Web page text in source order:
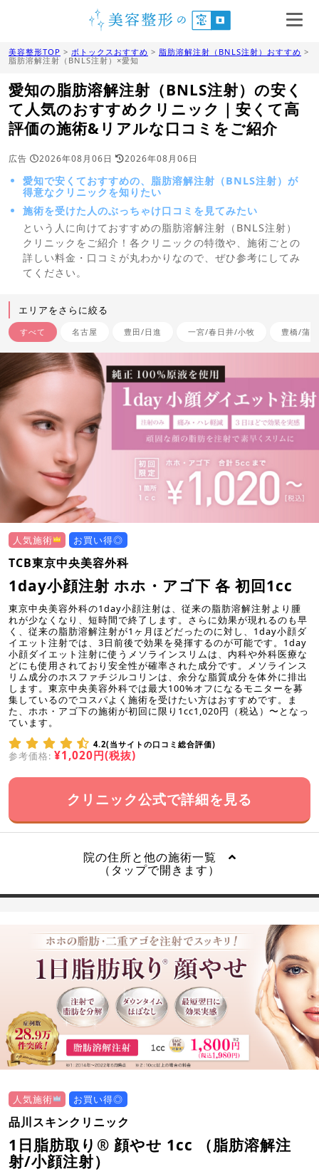
美容整形TOP > ボトックスおすすめ > 脂肪溶解注射（BNLS注射）おすすめ >
脂肪溶解注射（BNLS注射）×愛知
愛知の脂肪溶解注射（BNLS注射）の安く
て人気のおすすめクリニック｜安くて高
評価の施術&リアルな口コミをご紹介
広告 2026年08月06日 2026年08月06日
愛知で安くておすすめの、脂肪溶解注射（BNLS注射）が
得意なクリニックを知りたい
施術を受けた人のぶっちゃけ口コミを見てみたい
という人に向けておすすめの脂肪溶解注射（BNLS注射）
クリニックをご紹介！各クリニックの特徴や、施術ごとの
詳しい料金・口コミが丸わかりなので、ぜひ参考にしてみ
てください。
エリアをさらに絞る
すべて 名古屋 豊田/日進 一宮/春日井/小牧 豊橋/蒲郡
人気施術 お買い得◎
TCB東京中央美容外科
1day小顔注射 ホホ・アゴ下 各 初回1cc
東京中央美容外科の1day小顔注射は、従来の脂肪溶解注射より腫
れが少なくなり、短時間で終了します。さらに効果が現れるのも早
く、従来の脂肪溶解注射が1ヶ月ほどだったのに対し、1day小顔ダ
イエット注射では、3日前後で効果を発揮するのが可能です。1day
小顔ダイエット注射に使うメソラインスリムは、内科や外科医療な
どにも使用されており安全性が確率された成分です。メソラインス
リム成分のホスファチジルコリンは、余分な脂質成分を体外に排出
します。東京中央美容外科では最大100%オフになるモニターを募
集しているのでコスパよく施術を受けたい方はおすすめです。ま
た、ホホ・アゴ下の施術が初回に限り1cc1,020円（税込）〜となっ
ています。
4.2(当サイトの口コミ総合評価)
参考価格: ¥1,020円(税抜)
クリニック公式で詳細を見る
院の住所と他の施術一覧
（タップで開きます）
人気施術 お買い得◎
品川スキンクリニック
1日脂肪取り® 顔やせ 1cc （脂肪溶解注
射/小顔注射）